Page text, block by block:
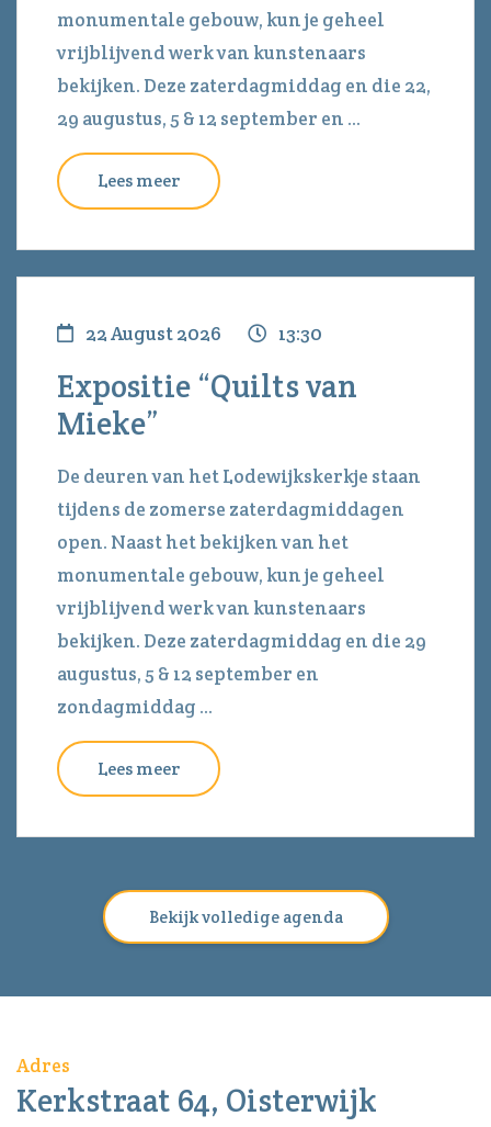
monumentale gebouw, kun je geheel
vrijblijvend werk van kunstenaars
bekijken. Deze zaterdagmiddag en die 22,
29 augustus, 5 & 12 september en ...
Lees meer
22 August 2026 13:30
Expositie “Quilts van
Mieke”
De deuren van het Lodewijkskerkje staan
tijdens de zomerse zaterdagmiddagen
open. Naast het bekijken van het
monumentale gebouw, kun je geheel
vrijblijvend werk van kunstenaars
bekijken. Deze zaterdagmiddag en die 29
augustus, 5 & 12 september en
zondagmiddag ...
Lees meer
Bekijk volledige agenda
Adres
Kerkstraat 64, Oisterwijk